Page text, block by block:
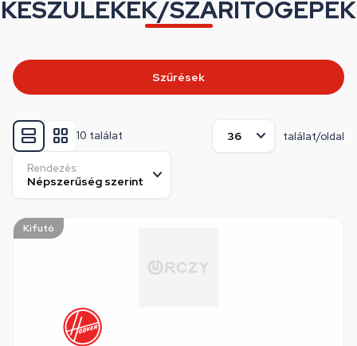
KÉSZÜLÉKEK/SZÁRÍTÓGÉPEK
10 találat találat/oldal
Rendezés:
Kifutó
Szűrések